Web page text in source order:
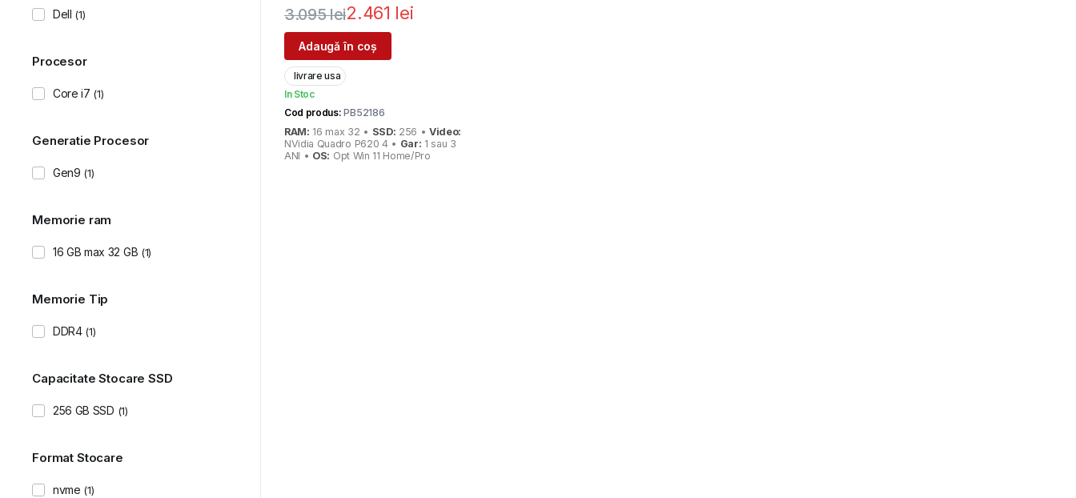
3.095lei
Prețul
inițial
a
fost:
3.095 lei.
2.461 lei
Prețul
curent
este:
2.461 lei.
Adaugă în coș
livrare usa
In Stoc
Cod produs: PB52186
RAM: 16 max 32 • SSD: 256 •Video:
NVidia Quadro P620 4 • Gar: 1 sau 3
ANI • OS: Opt Win 11 Home/Pro
Dell (1)
Procesor
Core i7 (1)
Generatie Procesor
Gen9 (1)
Memorie ram
16 GB max 32 GB (1)
Memorie Tip
DDR4 (1)
Capacitate Stocare SSD
256 GB SSD (1)
Format Stocare
nvme (1)